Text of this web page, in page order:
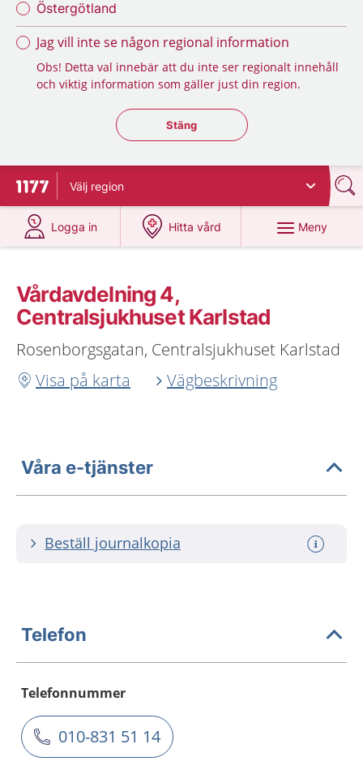
Östergötland
Jag vill inte se någon regional information
Obs! Detta val innebär att du inte ser regionalt innehåll
och viktig information som gäller just din region.
Stäng regionsväljaren
Stäng
Till startsidan för 1177
Välj region
Logga in
på 1177.se
Hitta vård
på 1177.se
Meny
Vårdavdelning 4,
Centralsjukhuset Karlstad
Rosenborgsgatan, Centralsjukhuset Karlstad
Visa på karta
Vägbeskrivning
Våra e-tjänster
Beställ journalkopia
Telefon
Telefonnummer
010-831 51 14